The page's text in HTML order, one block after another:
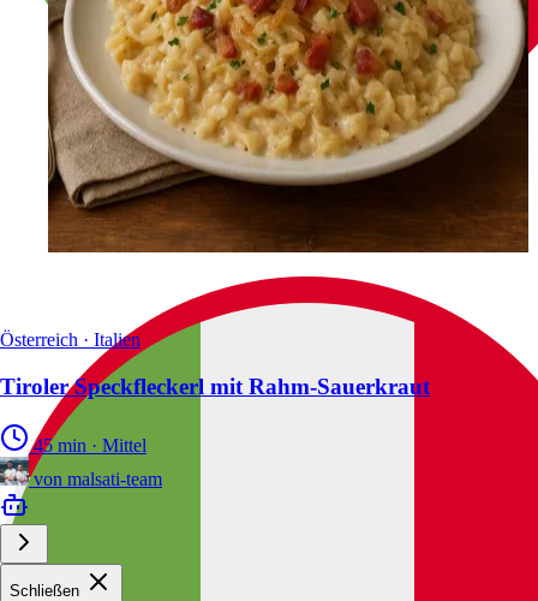
Österreich · Italien
Tiroler Speckfleckerl mit Rahm-Sauerkraut
45 min · Mittel
von malsati-team
Schließen